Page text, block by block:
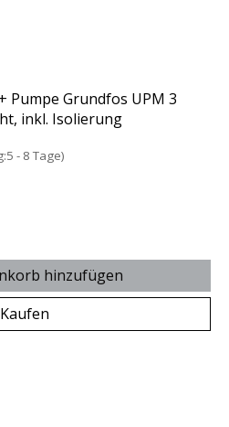
Pumpe Grundfos UPM 3
inkl. Isolierung
- 8 Tage)
hinzufügen
Kaufen